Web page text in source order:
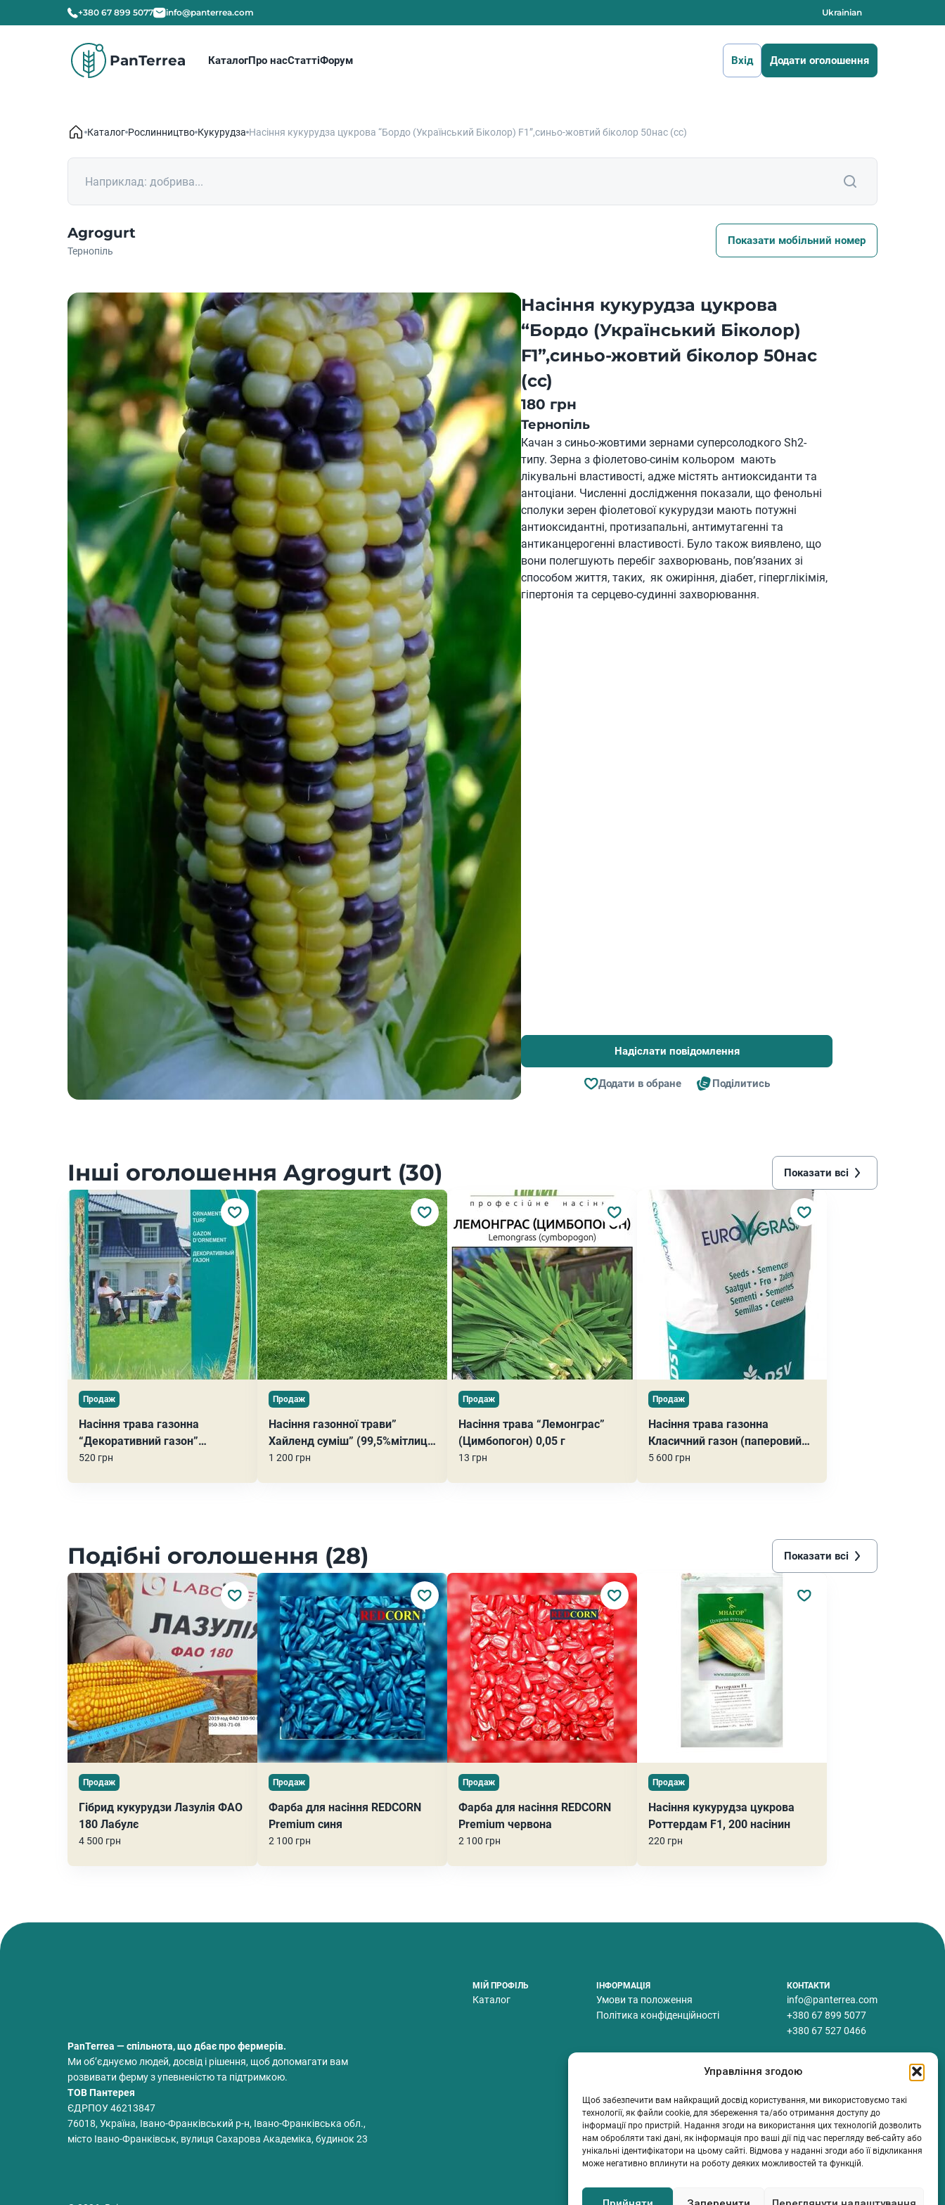
Управління згодою
Щоб забезпечити вам найкращий досвід користування, ми використовуємо такі
технології, як файли cookie, для збереження та/або отримання доступу до
інформації про пристрій. Надання згоди на використання цих технологій дозволить
нам обробляти такі дані, як інформація про ваші дії під час перегляду веб-сайту або
унікальні ідентифікатори на цьому сайті. Відмова у наданні згоди або її відкликання
може негативно вплинути на роботу деяких можливостей та функцій.
+380 67 899 5077 info@panterrea.com Ukrainian
PanTerrea КаталогПро насСтаттіФорум Вхід Додати оголошення
Каталог Рослинництво Кукурудза Насіння кукурудза цукрова “Бордо (Український Біколор) F1”,синьо-жовтий біколор 50нас (сс)
Agrogurt
Тернопіль
Показати мобільний номер
Насіння кукурудза цукрова
“Бордо (Український Біколор)
F1”,синьо-жовтий біколор 50нас
(сс)
180 грн
Тернопіль
Качан з синьо-жовтими зернами суперсолодкого Sh2-
типу. Зерна з фіолетово-синім кольором мають
лікувальні властивості, адже містять антиоксиданти та
антоціани. Численні дослідження показали, що фенольні
сполуки зерен фіолетової кукурудзи мають потужні
антиоксидантні, протизапальні, антимутагенні та
антиканцерогенні властивості. Було також виявлено, що
вони полегшують перебіг захворювань, пов’язаних зі
способом життя, таких, як ожиріння, діабет, гіперглікімія,
гіпертонія та серцево-судинні захворювання.
Надіслати повідомлення
Додати в обране Поділитись
Інші оголошення Agrogurt (30) Показати всі
Продаж
Насіння трава газонна
“Декоративний газон”
картонна упаковка 1 кг
520 грн
Продаж
Насіння газонної трави”
Хайленд суміш” (99,5%мітлиця
волосоподібна;0,5% тонконіг
1 200 грн
Продаж
Насіння трава “Лемонграс”
(Цимбопогон) 0,05 г
13 грн
Продаж
Насіння трава газонна
Класичний газон (паперовий
мішок), 10 кг
5 600 грн
Подібні оголошення (28) Показати всі
Продаж
Гібрид кукурудзи Лазулія ФАО
180 Лабулє
4 500 грн
Продаж
Фарба для насіння REDCORN
Premium синя
2 100 грн
Продаж
Фарба для насіння REDCORN
Premium червона
2 100 грн
Продаж
Насіння кукурудза цукрова
Роттердам F1, 200 насінин
220 грн
PanTerrea — спільнота, що дбає про фермерів.
Ми об’єднуємо людей, досвід і рішення, щоб допомагати вам
розвивати ферму з упевненістю та підтримкою.
ТОВ Пантерея
ЄДРПОУ 46213847
76018, Україна, Івано-Франківський р-н, Івано-Франківська обл.,
місто Івано-Франківськ, вулиця Сахарова Академіка, будинок 23
МІЙ ПРОФІЛЬ
Каталог
ІНФОРМАЦІЯ
Умови та положення
Політика конфіденційності
КОНТАКТИ
info@panterrea.com
+380 67 899 5077
+380 67 527 0466